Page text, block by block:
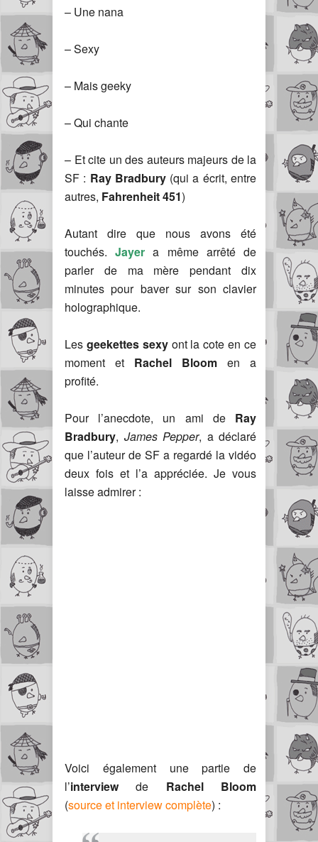
– Une nana
– Sexy
– Mais geeky
– Qui chante
– Et cite un des auteurs majeurs de la
SF : Ray Bradbury(qui a écrit, entre
autres, Fahrenheit 451)
Autant dire que nous avons été
touchés.Jayer a même arrêté de
parler de ma mère pendant dix
minutes pour baver sur son clavier
holographique.
Les geekettes sexyont la cote en ce
moment et Rachel Bloom en a
profité.
Pour l’anecdote, un ami de Ray
Bradbury, James Pepper, a déclaré
que l’auteur de SF a regardé la vidéo
deux fois et l’a appréciée. Je vous
laisse admirer :
Voici également une partie de
l’interviewde Rachel Bloom
(source et interview complète) :